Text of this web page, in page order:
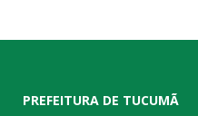
PREFEITURA DE TUCUMÃ